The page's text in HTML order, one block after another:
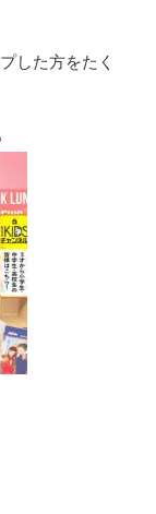
した方をたく